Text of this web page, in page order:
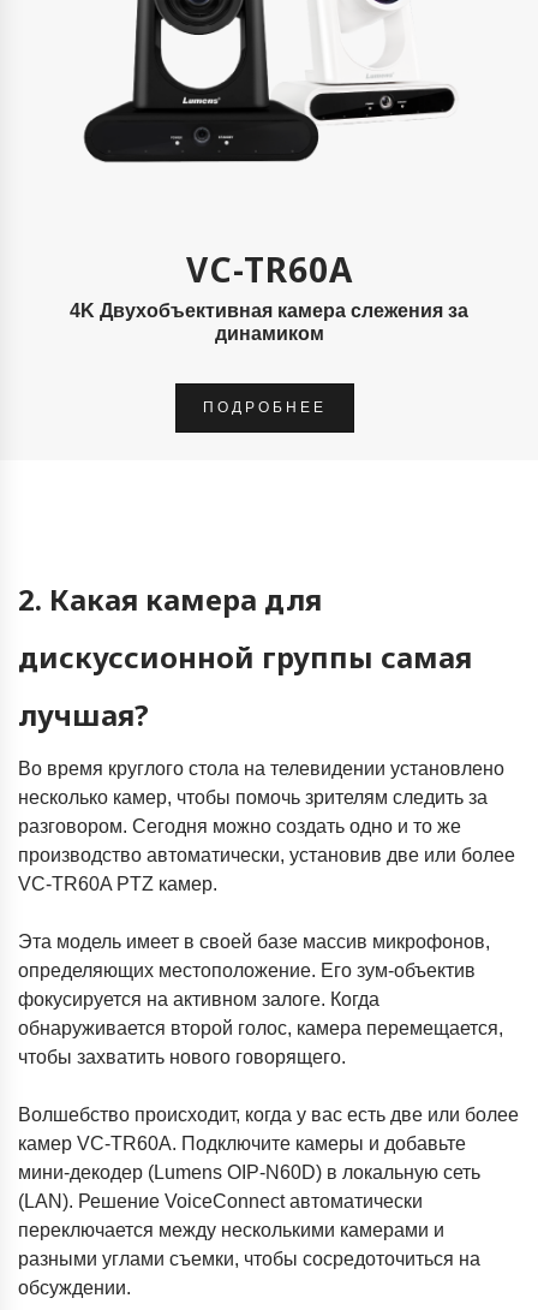
VC-TR60A
4K Двухобъективная камера слежения за
динамиком
ПОДРОБНЕЕ
2. Какая камера для
дискуссионной группы самая
лучшая?
Во время круглого стола на телевидении установлено
несколько камер, чтобы помочь зрителям следить за
разговором. Сегодня можно создать одно и то же
производство автоматически, установив две или более
VC-TR60A PTZ камер.
Эта модель имеет в своей базе массив микрофонов,
определяющих местоположение. Его зум-объектив
фокусируется на активном залоге. Когда
обнаруживается второй голос, камера перемещается,
чтобы захватить нового говорящего.
Волшебство происходит, когда у вас есть две или более
камер VC-TR60A. Подключите камеры и добавьте
мини-декодер (Lumens OIP-N60D) в локальную сеть
(LAN). Решение VoiceConnect автоматически
переключается между несколькими камерами и
разными углами съемки, чтобы сосредоточиться на
обсуждении.